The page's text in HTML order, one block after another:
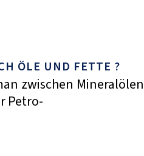
ÖLE UND FETTE ?
zwischen Mineralölen
Petro-